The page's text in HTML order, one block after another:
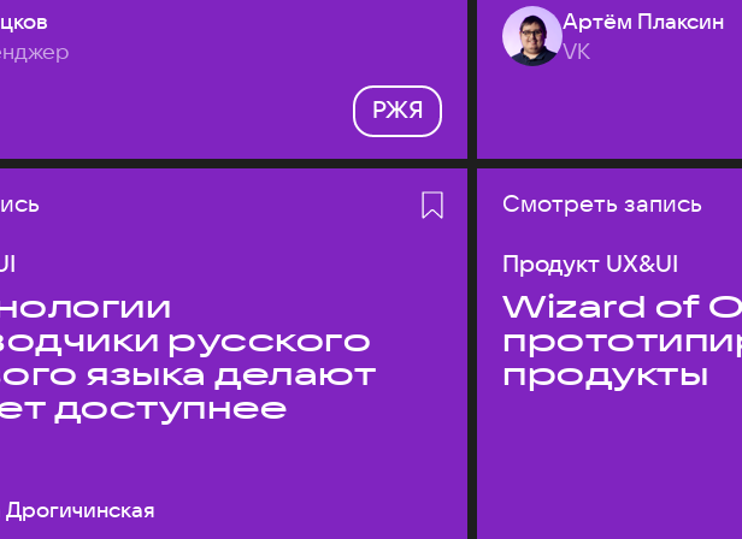
РЖЯ
Артём Плаксин
VK
русского
языка делают
доступнее
Смотреть запись
Продукт UX&UI
Wizard of
продукты